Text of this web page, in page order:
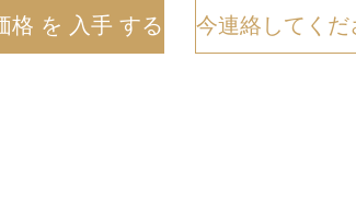
格 を 入手 する 今連絡してくだ